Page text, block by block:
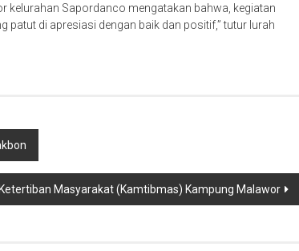
kelurahan Sapordanco mengatakan bahwa, kegiatan
di apresiasi dengan baik dan positif,” tutur lurah
Masyarakat (Kamtibmas) Kampung Malawor